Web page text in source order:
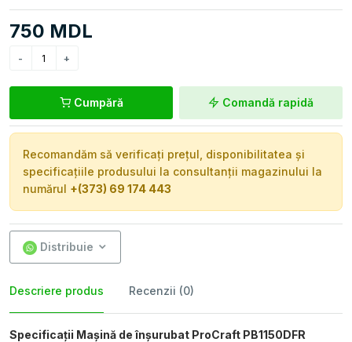
750 MDL
Cumpără Comandă rapidă
Recomandăm să verificați prețul, disponibilitatea și
specificațiile produsului la consultanții magazinului la
numărul +(373) 69 174 443
Distribuie
Descriere produs Recenzii (0)
Specificații Mașină de înșurubat ProCraft PB1150DFR